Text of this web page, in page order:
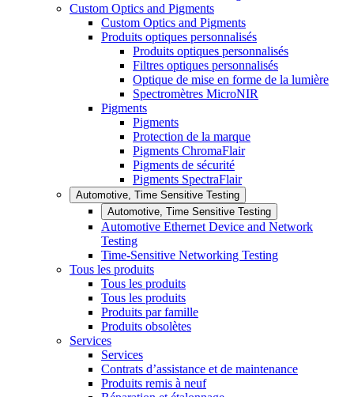
Custom Optics and Pigments
Custom Optics and Pigments
Produits optiques personnalisés
Produits optiques personnalisés
Filtres optiques personnalisés
Optique de mise en forme de la lumière
Spectromètres MicroNIR
Pigments
Pigments
Protection de la marque
Pigments ChromaFlair
Pigments de sécurité
Pigments SpectraFlair
Automotive, Time Sensitive Testing
Automotive, Time Sensitive Testing
Automotive Ethernet Device and Network
Testing
Time-Sensitive Networking Testing
Tous les produits
Tous les produits
Tous les produits
Produits par famille
Produits obsolètes
Services
Services
Contrats d’assistance et de maintenance
Produits remis à neuf